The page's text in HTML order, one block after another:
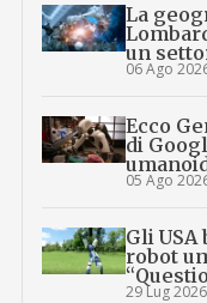
La
un
06 Ago
Ecco
di
05 Ago
Gli
robot
29 Lug 2026